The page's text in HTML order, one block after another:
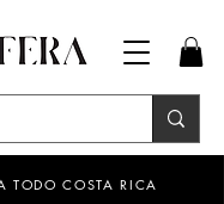
TODO COSTA RICA